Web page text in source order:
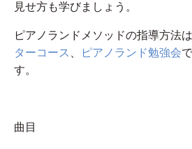
見せ方も学びましょう。
ピアノランドメソッドの指導方法は
ターコース
ピアノランド勉強会
す。
曲目